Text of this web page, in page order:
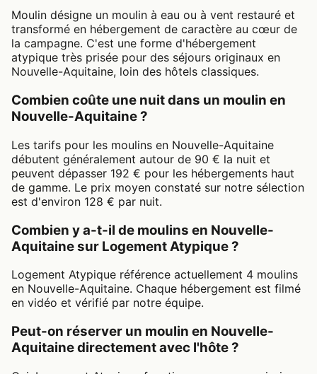
Moulin désigne un moulin à eau ou à vent restauré et
transformé en hébergement de caractère au cœur de
la campagne. C'est une forme d'hébergement
atypique très prisée pour des séjours originaux en
Nouvelle-Aquitaine, loin des hôtels classiques.
Combien coûte une nuit dans un moulin en
Nouvelle-Aquitaine ?
Les tarifs pour les moulins en Nouvelle-Aquitaine
débutent généralement autour de 90 € la nuit et
peuvent dépasser 192 € pour les hébergements haut
de gamme. Le prix moyen constaté sur notre sélection
est d'environ 128 € par nuit.
Combien y a-t-il de moulins en Nouvelle-
Aquitaine sur Logement Atypique ?
Logement Atypique référence actuellement 4 moulins
en Nouvelle-Aquitaine. Chaque hébergement est filmé
en vidéo et vérifié par notre équipe.
Peut-on réserver un moulin en Nouvelle-
Aquitaine directement avec l'hôte ?